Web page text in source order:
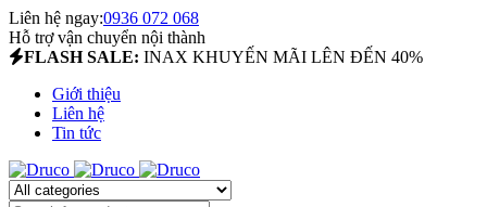
Liên hệ ngay:0936 072 068
Hỗ trợ vận chuyển nội thành
FLASH SALE: INAX KHUYẾN MÃI LÊN ĐẾN 40%
Giới thiệu
Liên hệ
Tin tức